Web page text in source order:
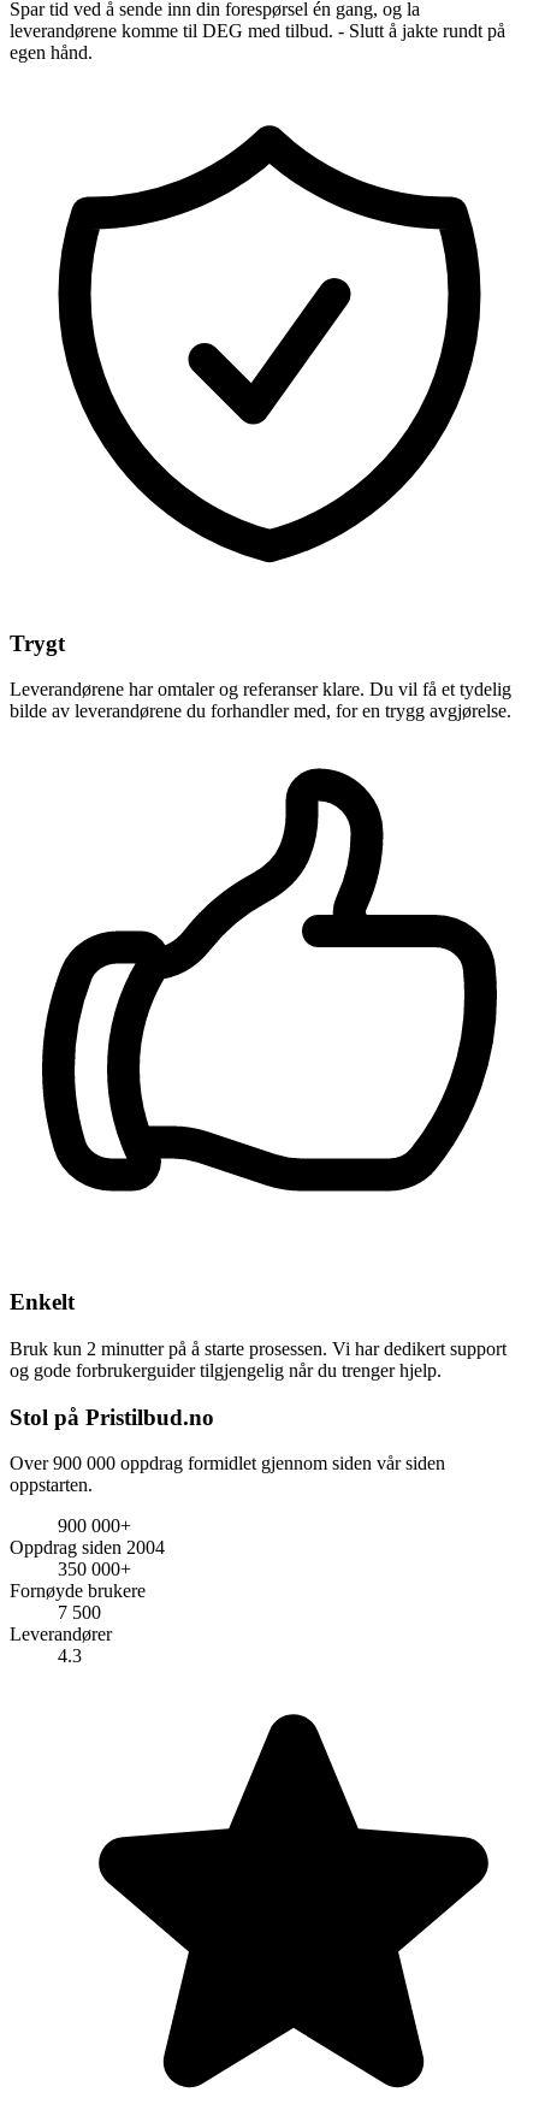
Spar tid ved å sende inn din forespørsel én gang, og la
leverandørene komme til DEG med tilbud. - Slutt å jakte rundt på
egen hånd.
Trygt
Leverandørene har omtaler og referanser klare. Du vil få et tydelig
bilde av leverandørene du forhandler med, for en trygg avgjørelse.
Enkelt
Bruk kun 2 minutter på å starte prosessen. Vi har dedikert support
og gode forbrukerguider tilgjengelig når du trenger hjelp.
Stol på Pristilbud.no
Over 900 000 oppdrag formidlet gjennom siden vår siden
oppstarten.
900 000+
Oppdrag siden 2004
350 000+
Fornøyde brukere
7 500
Leverandører
4.3